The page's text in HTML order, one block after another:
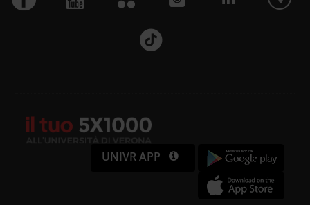
dei dati web, pubblicità e social
che hai fornito loro o che hanno
raccolto dal tuo utilizzo dei loro
UNIVR APP